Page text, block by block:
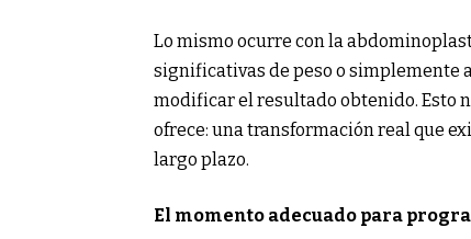
Lo mismo ocurre con la
significativas de peso o
modificar el resultado obtenido. Esto
ofrece: una transformación real que
largo plazo.
El momento adecuado para